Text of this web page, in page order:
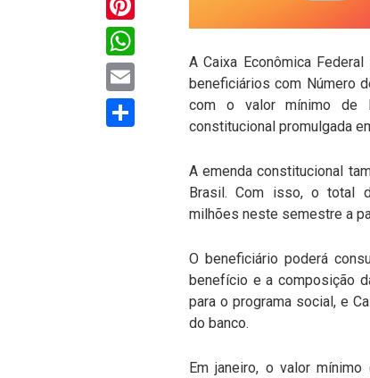
WhatsApp
Compartilhar
A Caixa Econômica
beneficiários com Número
com o valor mínimo de
constitucional promulgada
A emenda constitucional
Brasil. Com isso, o total
milhões neste semestre a
O beneficiário poderá
benefício e a composição
para o programa social, e
do banco.
Em janeiro, o valor